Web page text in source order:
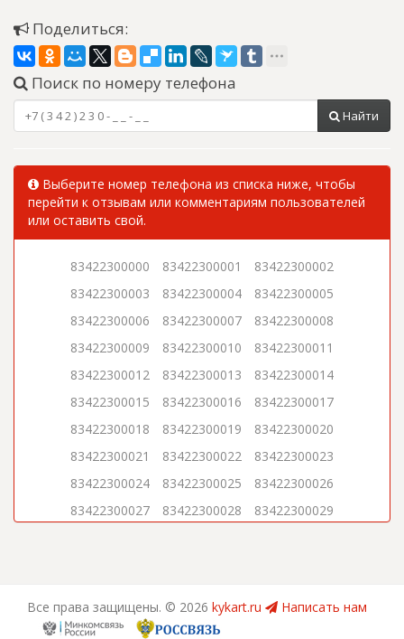
Поделиться:
Поиск по номеру телефона
Найти
Выберите номер телефона из списка ниже, чтобы
перейти к отзывам или комментариям пользователей
или оставить свой.
83422300000 83422300001
83422300002
83422300003
83422300004
83422300005
83422300006
83422300007
83422300008
83422300009
83422300010
83422300011
83422300012
83422300013
83422300014
83422300015
83422300016
83422300017
83422300018
83422300019
83422300020
83422300021
83422300022
83422300023
83422300024
83422300025
83422300026
83422300027
83422300028
83422300029
83422300039
83422300040
83422300041
Все права защищены. © 2026 kykart.ru Написать нам